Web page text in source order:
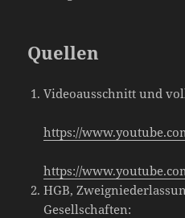
Quellen
Videoausschnitt und
https://
https://
HGB,
Gesellschaften: